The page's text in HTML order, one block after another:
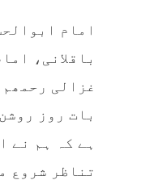
امام
باقلانی،
غزالی
بات روز
ہے کہ ہم نے
تناظر شروع